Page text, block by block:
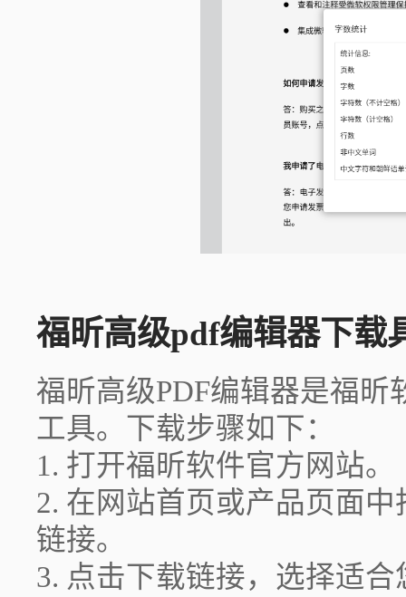
福昕高级pdf编辑器下载
福昕高级PDF编辑器是福昕
工具。下载步骤如下：
1. 打开福昕软件官方网站。
2. 在网站首页或产品页面
链接。
3. 点击下载链接，选择适